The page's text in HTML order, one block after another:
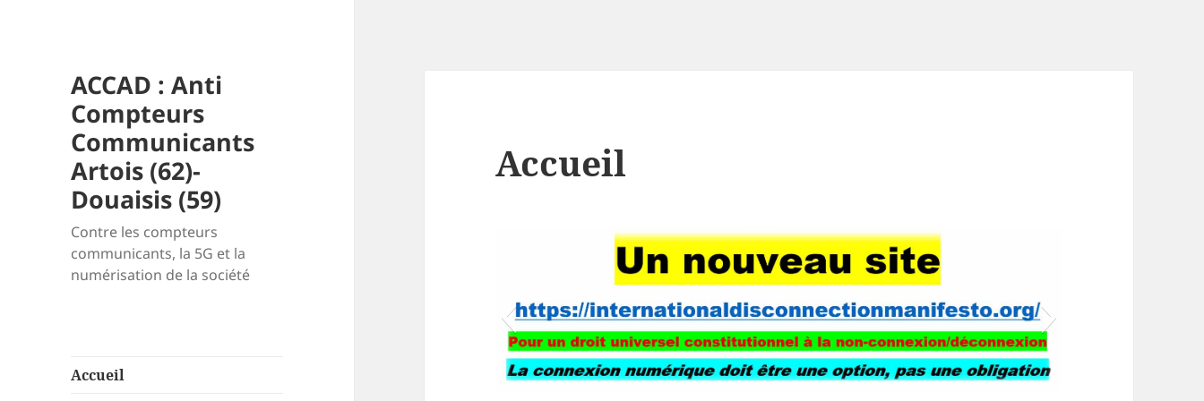
ACCAD : Anti
Compteurs
Communicants
Artois (62)-
Douaisis (59)
Contre les compteurs
communicants, la 5G et la
numérisation de la société
Accueil
Accueil